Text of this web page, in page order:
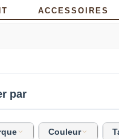
ACCESSOIRES
par
Couleur